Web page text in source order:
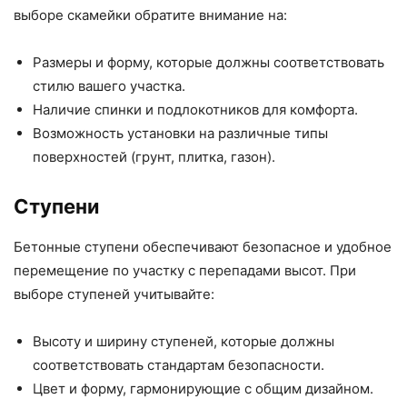
выборе скамейки обратите внимание на:
Размеры и форму, которые должны соответствовать
стилю вашего участка.
Наличие спинки и подлокотников для комфорта.
Возможность установки на различные типы
поверхностей (грунт, плитка, газон).
Ступени
Бетонные ступени обеспечивают безопасное и удобное
перемещение по участку с перепадами высот. При
выборе ступеней учитывайте:
Высоту и ширину ступеней, которые должны
соответствовать стандартам безопасности.
Цвет и форму, гармонирующие с общим дизайном.